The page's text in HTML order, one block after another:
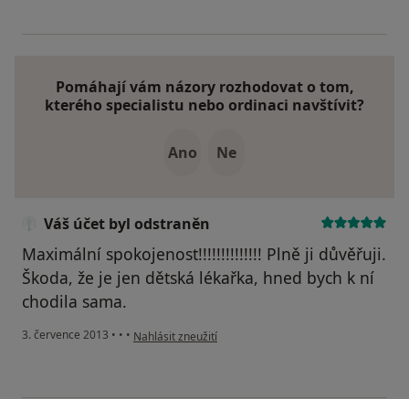
Pomáhají vám názory rozhodovat o tom,
kterého specialistu nebo ordinaci navštívit?
Ano Ne
Váš účet byl odstraněn
Maximální spokojenost!!!!!!!!!!!!!! Plně ji důvěřuji.
Škoda, že je jen dětská lékařka, hned bych k ní
chodila sama.
3. července 2013 • • • podle názoru uživatele Váš účet byl odstraněn
Nahlásit zneužití